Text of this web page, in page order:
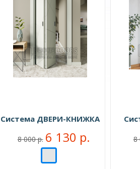
Система ДВЕРИ-КНИЖКА
8 000 р. 6 130 р. 8